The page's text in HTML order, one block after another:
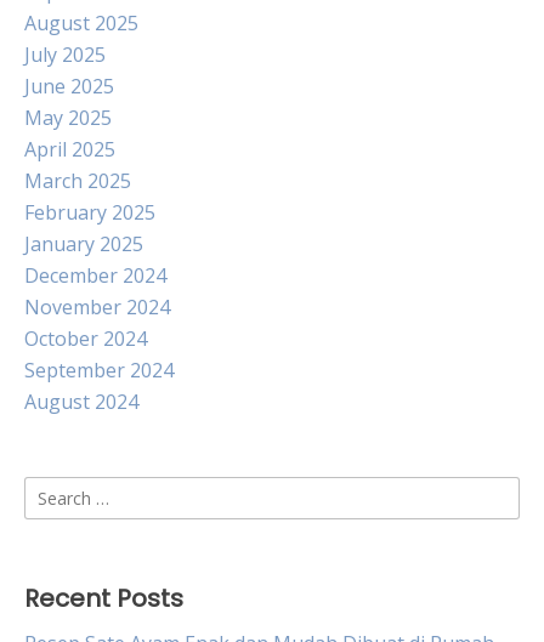
August 2025
July 2025
June 2025
May 2025
April 2025
March 2025
February 2025
January 2025
December 2024
November 2024
October 2024
September 2024
August 2024
Search
for:
Recent Posts